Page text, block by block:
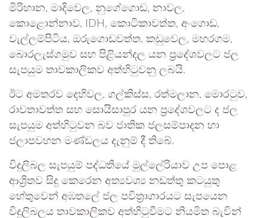
මිරිහාන, මාදිවෙල, නුගේගොඩ, නාවල,
කොළොන්නාව, IDH, කොටිකාවත්ත, අංගොඩ,
වැල්ලම්පිටිය, ඔරුගොඩවත්ත, කඩුවෙල, මහරගම,
බොරලැස්ගමුව සහ පිළියන්දල යන ප්‍රදේශවලට ජල
සැපයුම තාවකාලිකව අත්හිටුවනු ලබයි.
ඊට අමතරව දෙහිවල, ගල්කිස්ස, රත්මලාන, මොරටුව,
රාවතාවත්ත සහ සොයිසාපුර යන ප්‍රදේශවලට ද ජල
සැපයුම අත්හිටුවන බව ජාතික ජලසම්පාදන හා
ජලාපවහන මණ්ඩලය දැනුම් දී තිබේ.
විදුලිබල සැපයුම් පද්ධතියේ මුල්ලේරියාව උප පොළ
ආශ්‍රිතව සිදු කෙරෙන අත්‍යවශ්‍ය නඩත්තු කටයුතු
හේතුවෙන් අඹතලේ ජල පවිත්‍රාගාරයට සැපයෙන
විදුලිබලය තාවකාලිකව අත්හිටුවීමට නියමිත බැවින්